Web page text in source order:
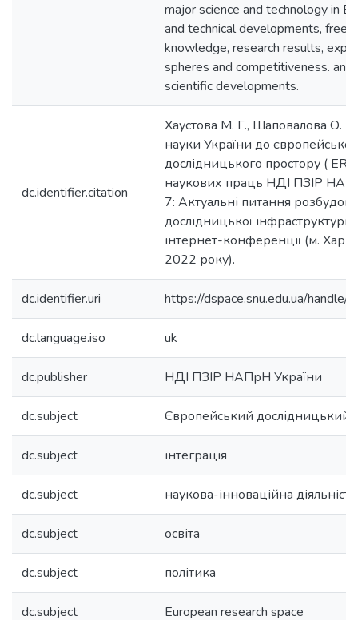
major science and technology in
and technical developments, free
knowledge, research results,
spheres and competitiveness. and
scientific developments.
dc.identifier.citation
Хаустова М. Г., Шаповалова О. В.
науки України до
дослідницького простору (
наукових праць НДІ ПЗІР
7: Актуальні питання
дослідницької інфраструктури
інтернет-конференції (м.
2022 року).
dc.identifier.uri https://dspace.snu.edu.ua/
dc.language.iso uk
dc.publisher НДІ ПЗІР НАПрН України
dc.subject Європейський дослідницький
dc.subject інтеграція
dc.subject наукова-інноваційна діяльність
dc.subject освіта
dc.subject політика
dc.subject European research space